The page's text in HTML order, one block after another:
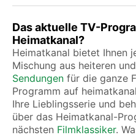
Das aktuelle TV-
Heimatkanal?
Heimatkanal bietet Ihnen
Mischung aus heiteren und
Sendungen für die ganze
Programm auf
Ihre Lieblingsserie und
über das Heimatkanal-
nächsten Filmklassiker.